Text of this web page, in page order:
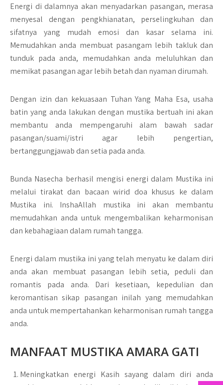
Energi di dalamnya akan menyadarkan pasangan, merasa
menyesal dengan pengkhianatan, perselingkuhan dan
sifatnya yang mudah emosi dan kasar selama ini.
Memudahkan anda membuat pasangam lebih takluk dan
tunduk pada anda, memudahkan anda meluluhkan dan
memikat pasangan agar lebih betah dan nyaman dirumah.
Dengan izin dan kekuasaan Tuhan Yang Maha Esa, usaha
batin yang anda lakukan dengan mustika bertuah ini akan
membantu anda mempengaruhi alam bawah sadar
pasangan/suami/istri agar lebih pengertian,
bertanggungjawab dan setia pada anda.
Bunda Nasecha berhasil mengisi energi dalam Mustika ini
melalui tirakat dan bacaan wirid doa khusus ke dalam
Mustika ini. InshaAllah mustika ini akan membantu
memudahkan anda untuk mengembalikan keharmonisan
dan kebahagiaan dalam rumah tangga.
Energi dalam mustika ini yang telah menyatu ke dalam diri
anda akan membuat pasangan lebih setia, peduli dan
romantis pada anda. Dari kesetiaan, kepedulian dan
keromantisan sikap pasangan inilah yang memudahkan
anda untuk mempertahankan keharmonisan rumah tangga
anda.
MANFAAT MUSTIKA AMARA GATI
Meningkatkan energi Kasih sayang dalam diri anda